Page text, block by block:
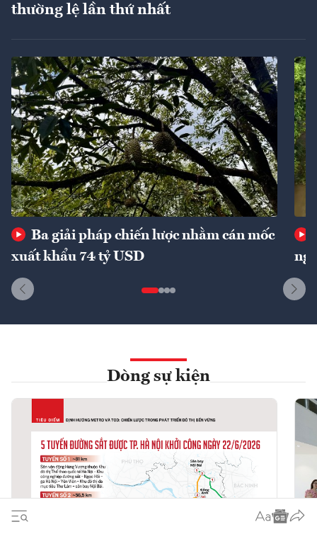
thường lệ lần thứ nhất
Ba giải pháp chiến lược nhằm cán mốc
xuất khẩu 74 tỷ USD
Dòng sự kiện